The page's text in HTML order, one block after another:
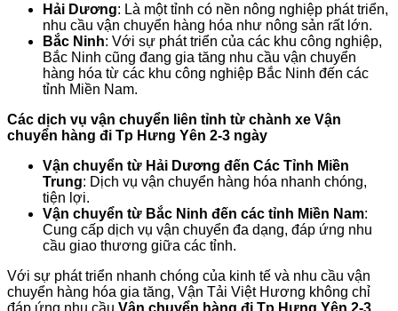
Hải Dương: Là một tỉnh có nền nông nghiệp phát triển,
nhu cầu vận chuyển hàng hóa như nông sản rất lớn.
Bắc Ninh: Với sự phát triển của các khu công nghiệp,
Bắc Ninh cũng đang gia tăng nhu cầu vận chuyển
hàng hóa từ các khu công nghiệp Bắc Ninh đến các
tỉnh Miền Nam.
Các dịch vụ vận chuyển liên tỉnh từ chành xe Vận
chuyển hàng đi Tp Hưng Yên 2-3 ngày
Vận chuyển từ Hải Dương đến Các Tỉnh Miền
Trung: Dịch vụ vận chuyển hàng hóa nhanh chóng,
tiện lợi.
Vận chuyển từ Bắc Ninh đến các tỉnh Miền Nam:
Cung cấp dịch vụ vận chuyển đa dạng, đáp ứng nhu
cầu giao thương giữa các tỉnh.
Với sự phát triển nhanh chóng của kinh tế và nhu cầu vận
chuyển hàng hóa gia tăng, Vận Tải Việt Hương không chỉ
đáp ứng nhu cầu Vận chuyển hàng đi Tp Hưng Yên 2-3